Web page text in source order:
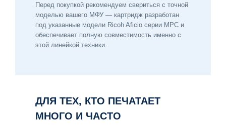
Перед покупкой рекомендуем свериться с точной
моделью вашего МФУ — картридж разработан
под указанные модели Ricoh Aficio серии MPC и
обеспечивает полную совместимость именно с
этой линейкой техники.
ДЛЯ ТЕХ, КТО ПЕЧАТАЕТ
МНОГО И ЧАСТО